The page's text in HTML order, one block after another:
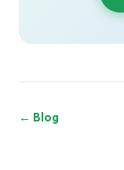
← Blog